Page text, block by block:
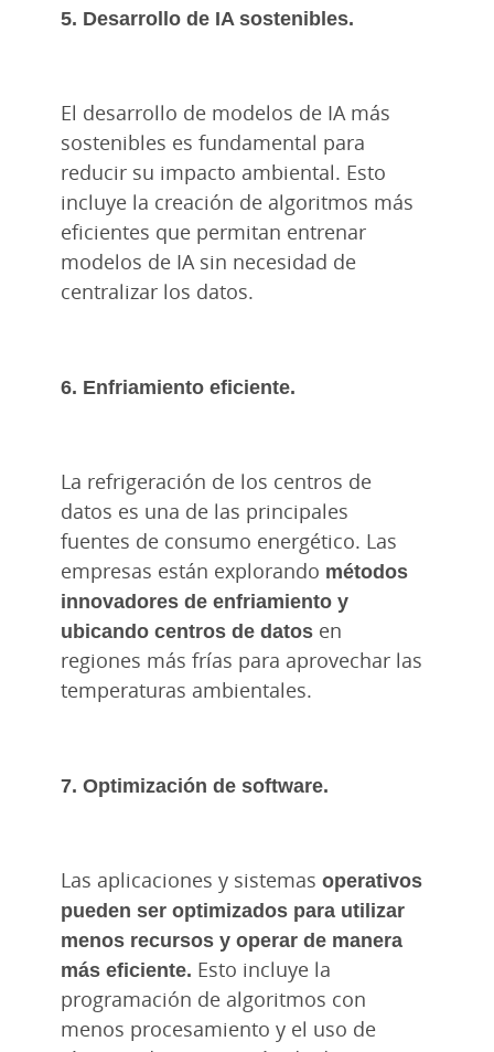
5. Desarrollo de IA sostenibles.
El desarrollo de modelos de IA más
sostenibles es fundamental para
reducir su impacto ambiental. Esto
incluye la creación de algoritmos más
eficientes que permitan entrenar
modelos de IA sin necesidad de
centralizar los datos.
6. Enfriamiento eficiente.
La refrigeración de los centros de
datos es una de las principales
fuentes de consumo energético. Las
empresas están explorando métodos
innovadores de enfriamiento y
ubicando centros de datos en
regiones más frías para aprovechar las
temperaturas ambientales.
7. Optimización de software.
Las aplicaciones y sistemas operativos
pueden ser optimizados para utilizar
menos recursos y operar de manera
más eficiente. Esto incluye la
programación de algoritmos con
menos procesamiento y el uso de